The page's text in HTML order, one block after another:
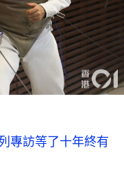
專訪等了十年終有